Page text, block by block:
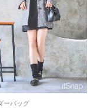
ーバッグ